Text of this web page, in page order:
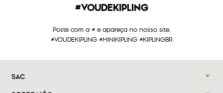
#VOUDEKIPLING
Poste com a # e apareça no nosso site.
#VOUDEKIPLING #MINIKIPLING #KIPLINGBR
SAC